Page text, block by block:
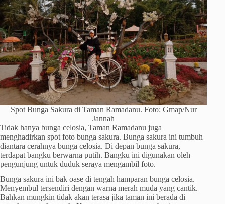
Spot Bunga Sakura di Taman Ramadanu. Foto: Gmap/Nur
Jannah
Tidak hanya bunga celosia, Taman Ramadanu juga
menghadirkan spot foto bunga sakura. Bunga sakura ini tumbuh
diantara cerahnya bunga celosia. Di depan bunga sakura,
terdapat bangku berwarna putih. Bangku ini digunakan oleh
pengunjung untuk duduk seraya mengambil foto.
Bunga sakura ini bak oase di tengah hamparan bunga celosia.
Menyembul tersendiri dengan warna merah muda yang cantik.
Bahkan mungkin tidak akan terasa jika taman ini berada di